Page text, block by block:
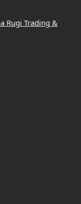
Rugi Trading &